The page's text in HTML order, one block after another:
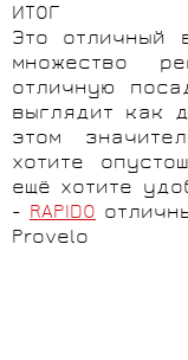
ИТОГ
Это отличный
множество
отличную
выглядит как
этом
хотите
ещё хотите
- RAPIDO
Provelo